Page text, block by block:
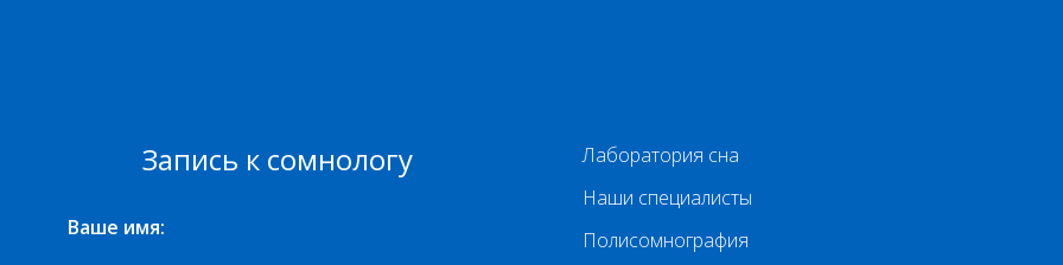
Запись к сомнологу
Ваше имя:
Лаборатория сна
Наши специалисты
Полисомнография